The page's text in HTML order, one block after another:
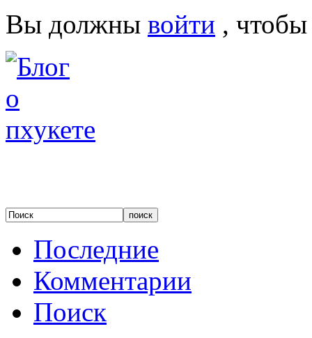
Вы должны войти ,
Последние
Комментарии
Поиск